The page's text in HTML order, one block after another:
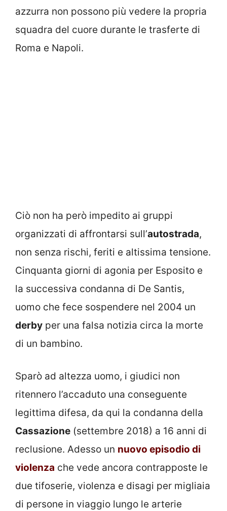
azzurra non possono più vedere la propria
squadra del cuore durante le trasferte di
Roma e Napoli.
Ciò non ha però impedito ai gruppi
organizzati di affrontarsi sull’autostrada,
non senza rischi, feriti e altissima tensione.
Cinquanta giorni di agonia per Esposito e
la successiva condanna di De Santis,
uomo che fece sospendere nel 2004 un
derby per una falsa notizia circa la morte
di un bambino.
Sparò ad altezza uomo, i giudici non
ritennero l’accaduto una conseguente
legittima difesa, da qui la condanna della
Cassazione (settembre 2018) a 16 anni di
reclusione. Adesso un nuovo episodio di
violenza che vede ancora contrapposte le
due tifoserie, violenza e disagi per migliaia
di persone in viaggio lungo le arterie